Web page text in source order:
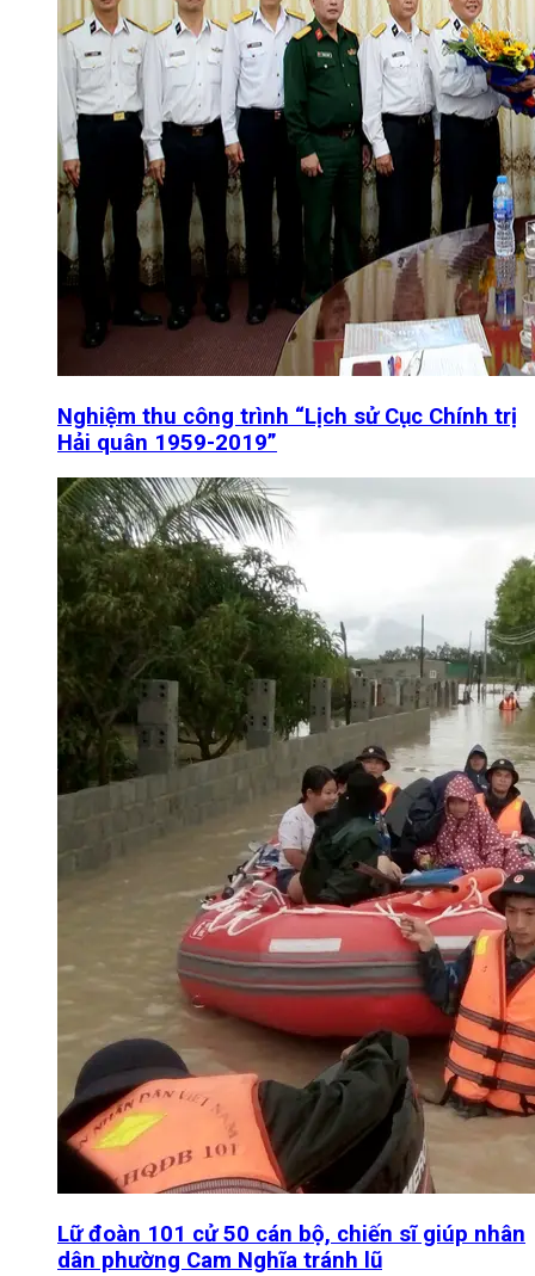
Nghiệm thu công trình “Lịch sử Cục Chính trị
Hải quân 1959-2019”
Lữ đoàn 101 cử 50 cán bộ, chiến sĩ giúp nhân
dân phường Cam Nghĩa tránh lũ